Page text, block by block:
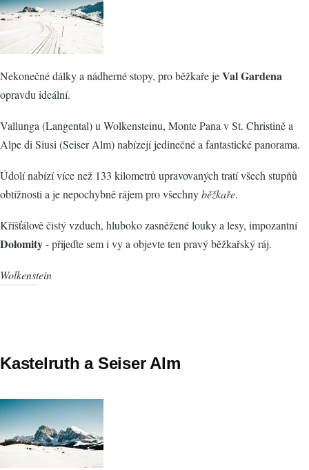
Nekonečné dálky a nádherné stopy, pro běžkaře jeVal Gardena
opravdu ideální.
Vallunga (Langental) u Wolkensteinu, Monte Pana v St. Christině a
Alpe di Siusi (Seiser Alm) nabízejí jedinečné a fantastické panorama.
Údolí nabízí více než 133 kilometrů upravovaných tratí všech stupňů
obtížnosti a je nepochybně rájem pro všechnyběžkaře.
Křišťálově čistý vzduch, hluboko zasněžené louky a lesy, impozantní
Dolomity- přijeďte sem i vy a objevte ten pravý běžkařský ráj.
Wolkenstein
Kastelruth a Seiser Alm